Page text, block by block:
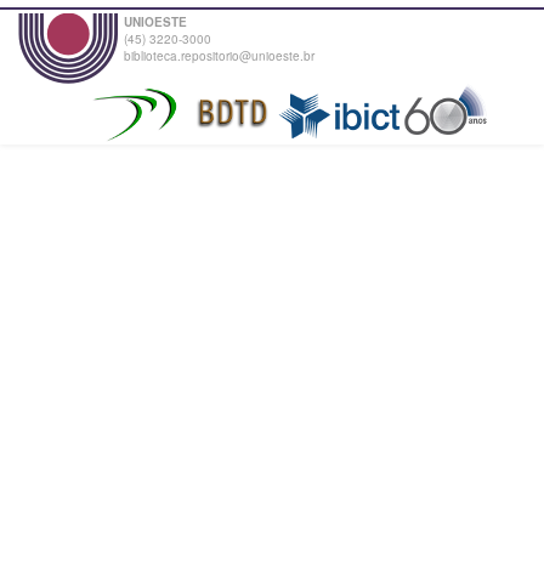
UNIOESTE
(45) 3220-3000
biblioteca.repositorio@unioeste.br